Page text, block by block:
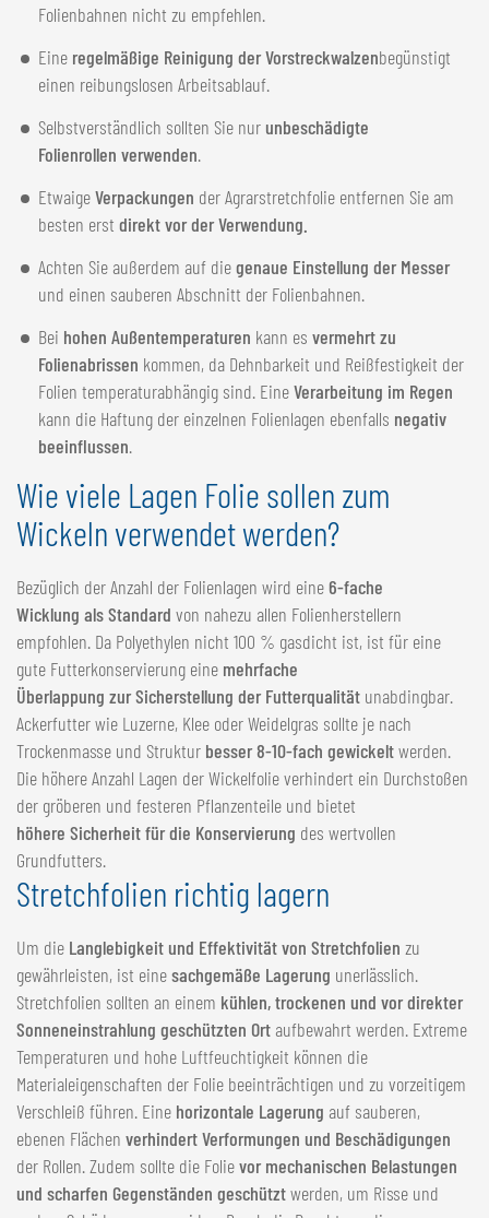
Folienbahnen nicht zu empfehlen.
Eine regelmäßige Reinigung der Vorstreckwalzenbegünstigt
einen reibungslosen Arbeitsablauf.
Selbstverständlich sollten Sie nur unbeschädigte
Folienrollen verwenden.
EtwaigeVerpackungen der Agrarstretchfolie entfernen Sie am
besten erst direkt vor der Verwendung.
Achten Sie außerdem auf diegenaue Einstellung der Messer
und einen sauberen Abschnitt der Folienbahnen.
Bei hohen Außentemperaturen kann es vermehrt zu
Folienabrissen kommen, da Dehnbarkeit und Reißfestigkeit der
Folien temperaturabhängig sind. EineVerarbeitung im Regen
kann die Haftung der einzelnen Folienlagen ebenfalls negativ
beeinflussen.
Wie viele Lagen Folie sollen zum
Wickeln verwendet werden?
Bezüglich der Anzahl der Folienlagen wird eine6-fache
Wicklung als Standard von nahezu allen Folienherstellern
empfohlen. Da Polyethylen nicht 100 % gasdicht ist, ist für eine
gute Futterkonservierung eine mehrfache
Überlappung zur Sicherstellung der Futterqualität unabdingbar.
Ackerfutter wie Luzerne, Klee oder Weidelgras sollte je nach
Trockenmasse und Struktur besser 8-10-fach gewickeltwerden.
Die höhere Anzahl Lagen der Wickelfolie verhindert ein Durchstoßen
der gröberen und festeren Pflanzenteile und bietet
höhere Sicherheit für die Konservierung des wertvollen
Grundfutters.
Stretchfolien richtig lagern
Um die Langlebigkeit und Effektivität von Stretchfolien zu
gewährleisten, ist einesachgemäße Lagerung unerlässlich.
Stretchfolien sollten an einem kühlen, trockenen und vor direkter
Sonneneinstrahlung geschützten Ort aufbewahrt werden. Extreme
Temperaturen und hohe Luftfeuchtigkeit können die
Materialeigenschaften der Folie beeinträchtigen und zu vorzeitigem
Verschleiß führen. Eine horizontale Lagerung auf sauberen,
ebenen Flächen verhindert Verformungen und Beschädigungen
der Rollen. Zudem sollte die Folievor mechanischen Belastungen
und scharfen Gegenständen geschütztwerden, um Risse und